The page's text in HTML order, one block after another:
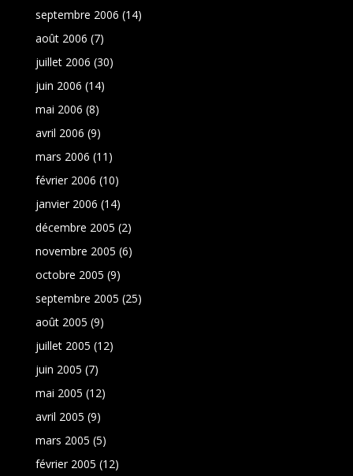
septembre 2006 (14)
août 2006 (7)
juillet 2006 (30)
juin 2006 (14)
mai 2006 (8)
avril 2006 (9)
mars 2006 (11)
février 2006 (10)
janvier 2006 (14)
décembre 2005 (2)
novembre 2005 (6)
octobre 2005 (9)
septembre 2005 (25)
août 2005 (9)
juillet 2005 (12)
juin 2005 (7)
mai 2005 (12)
avril 2005 (9)
mars 2005 (5)
février 2005 (12)